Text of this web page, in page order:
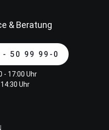
& Beratung
- 50 99 99-0
- 17:00 Uhr
Uhr